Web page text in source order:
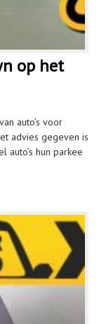
op het
auto’s voor
advies gegeven is
hun parkee